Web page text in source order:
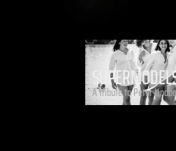
A tribute to Peter